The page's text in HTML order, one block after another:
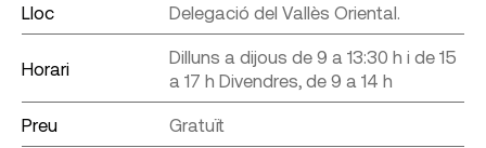
Lloc Delegació del Vallès Oriental.
Horari
Dilluns a dijous de 9 a 13:30 h i de 15
a 17 h Divendres, de 9 a 14 h
Preu Gratuït